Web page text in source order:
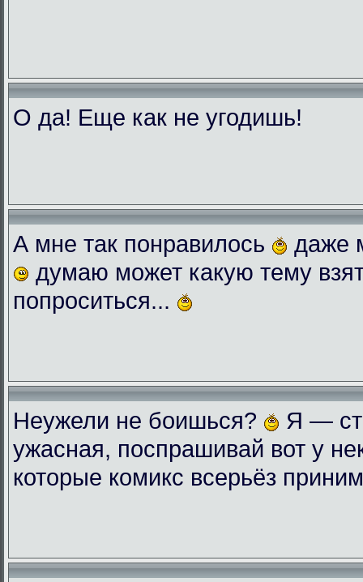
О да! Еще как не угодишь!
А мне так понравилось
даже
думаю может какую тему
попроситься...
Неужели не боишься?
Я —
ужасная, поспрашивай вот у
которые комикс всерьёз